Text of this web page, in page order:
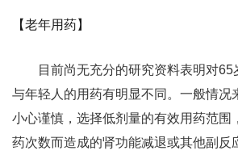
【老年用药】
目前尚无充分的研究资料表明对
与年轻人的用药有明显不同。一般情况
小心谨慎，选择低剂量的有效用药范围
药次数而造成的肾功能减退或其他副反